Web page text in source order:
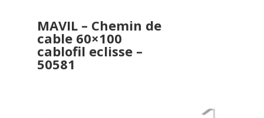
MAVIL – Chemin de
cable 60×100
cablofil eclisse –
50581